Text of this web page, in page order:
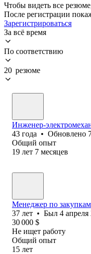
Чтобы видеть все
После регистрации
Зарегистрироваться
За всё время
По соответствию
20 резюме
Инженер-
43 года • Обновлено
Общий опыт
19 лет 7 месяцев
Менеджер по закупкам
37 лет • Был 4 апреля
30 000 $
Не ищет работу
Общий опыт
15 лет